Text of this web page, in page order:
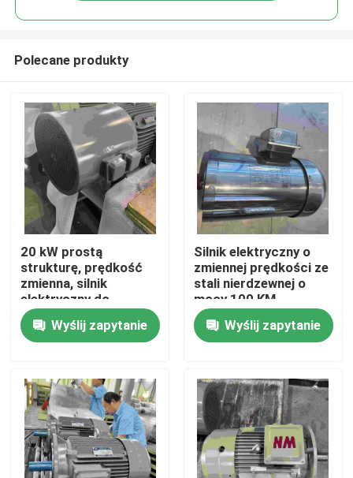
Dom
Produkty
O nas
Wycieczka po fabryce
Polecane produkty
20 kW prostą
strukturę, prędkość
zmienna, silnik
elektryczny do
maszyny do pakowania
Wyślij zapytanie
Silnik elektryczny o
zmiennej prędkości ze
stali nierdzewnej o
mocy 100 KM
Wyślij zapytanie